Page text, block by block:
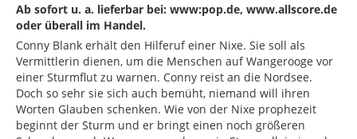
Ab sofort u. a. lieferbar bei: www:pop.de, www.allscore.de
oder überall im Handel.
Conny Blank erhält den Hilferuf einer Nixe. Sie soll als
Vermittlerin dienen, um die Menschen auf Wangerooge vor
einer Sturmflut zu warnen. Conny reist an die Nordsee.
Doch so sehr sie sich auch bemüht, niemand will ihren
Worten Glauben schenken. Wie von der Nixe prophezeit
beginnt der Sturm und er bringt einen noch größeren